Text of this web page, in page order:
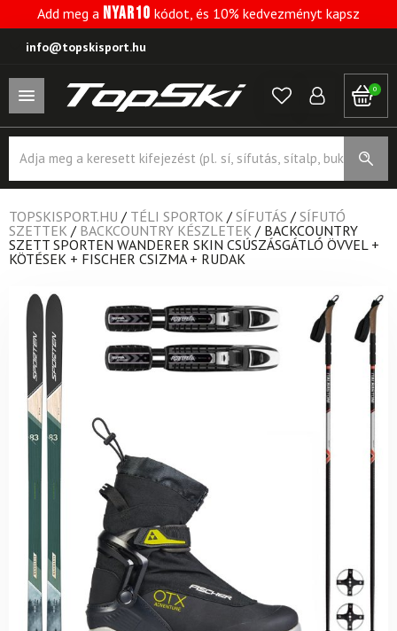
Add meg a NYAR10 kódot, és 10% kedvezményt kapsz
info@topskisport.hu
0
search
TOPSKISPORT.HU / TÉLI SPORTOK / SÍFUTÁS / SÍFUTÓ
SZETTEK / BACKCOUNTRY KÉSZLETEK / BACKCOUNTRY
SZETT SPORTEN WANDERER SKIN CSÚSZÁSGÁTLÓ ÖVVEL +
KÖTÉSEK + FISCHER CSIZMA + RUDAK